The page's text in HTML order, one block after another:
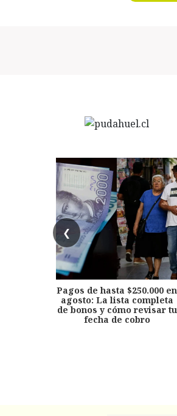
❮
Pagos de hasta $250.000 en
agosto: La lista completa
de bonos y cómo revisar tu
fecha de cobro